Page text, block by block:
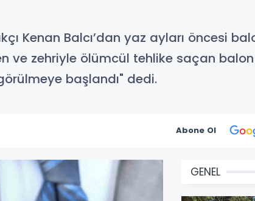
Kenan Balcı’dan yaz ayları öncesi
ve zehriyle ölümcül tehlike saçan balon
başlandı" dedi.
Abone Ol
GENEL